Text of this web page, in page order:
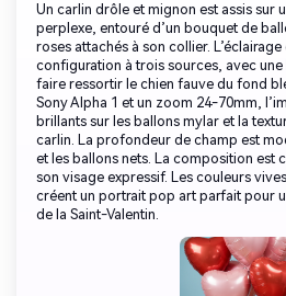
Un carlin drôle et mignon est assis sur
perplexe, entouré d’un bouquet de
roses attachés à son collier.
configuration à trois sources, avec
faire ressortir le chien fauve du fond
Sony Alpha 1 et un zoom 24-70mm,
brillants sur les ballons mylar et la
carlin. La profondeur de champ est
et les ballons nets. La composition est
son visage expressif. Les couleurs
créent un portrait pop art parfait pour
de la Saint-Valentin.